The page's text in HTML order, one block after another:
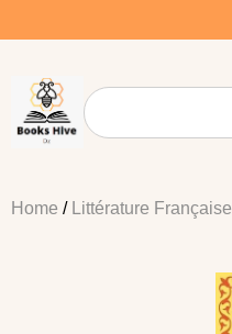
Home / Littérature Française